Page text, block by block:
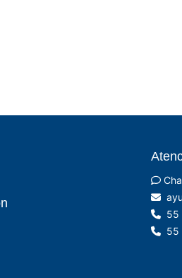
- EDUCATIC - DGTIC - UNAM
55
55